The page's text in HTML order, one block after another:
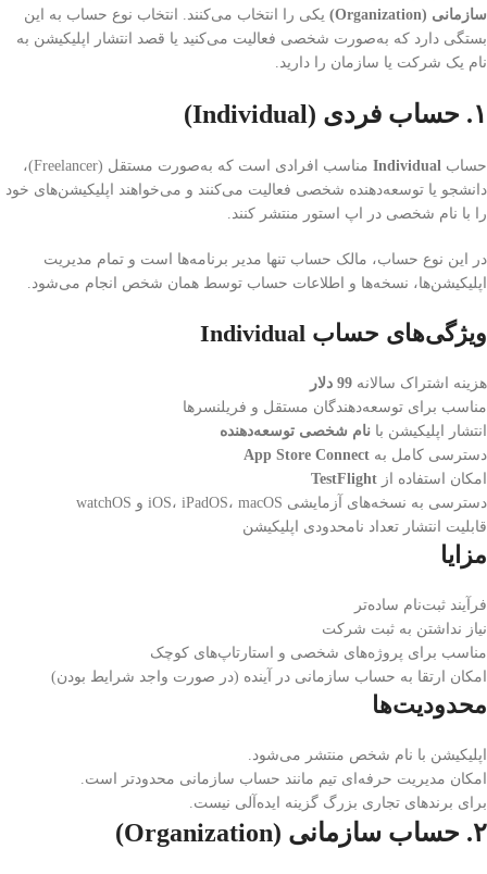
سازمانی (Organization)
یکی را انتخاب می‌کنند. انتخاب نوع حساب به این
بستگی دارد که به‌صورت شخصی فعالیت می‌کنید یا قصد انتشار اپلیکیشن به
نام یک شرکت یا سازمان را دارید.
۱. حساب فردی (Individual)
حساب Individual
مناسب افرادی است که به‌صورت مستقل (Freelancer)،
دانشجو یا توسعه‌دهنده شخصی فعالیت می‌کنند و می‌خواهند اپلیکیشن‌های خود
را با نام شخصی در اپ استور منتشر کنند.
در این نوع حساب، مالک حساب تنها مدیر برنامه‌ها است و تمام مدیریت
اپلیکیشن‌ها، نسخه‌ها و اطلاعات حساب توسط همان شخص انجام می‌شود.
ویژگی‌های حساب Individual
هزینه اشتراک سالانه 99 دلار
مناسب برای توسعه‌دهندگان مستقل و فریلنسرها
انتشار اپلیکیشن با نام شخصی توسعه‌دهنده
دسترسی کامل به App Store Connect
امکان استفاده از TestFlight
دسترسی به نسخه‌های آزمایشی iOS، iPadOS، macOS و watchOS
قابلیت انتشار تعداد نامحدودی اپلیکیشن
مزایا
فرآیند ثبت‌نام ساده‌تر
نیاز نداشتن به ثبت شرکت
مناسب برای پروژه‌های شخصی و استارتاپ‌های کوچک
امکان ارتقا به حساب سازمانی در آینده (در صورت واجد شرایط بودن)
محدودیت‌ها
اپلیکیشن با نام شخص منتشر می‌شود.
امکان مدیریت حرفه‌ای تیم مانند حساب سازمانی محدودتر است.
برای برندهای تجاری بزرگ گزینه ایده‌آلی نیست.
۲. حساب سازمانی (Organization)